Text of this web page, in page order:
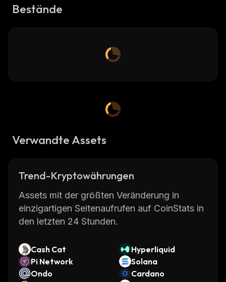
Bestände
Verwandte Assets
Trend-Kryptowährungen
Assets mit der größten Veränderung in
einzigartigen Seitenaufrufen auf CoinStats in
den letzten 24 Stunden.
Cash Cat
Hyperliquid
Pi Network
Solana
Ondo
Cardano